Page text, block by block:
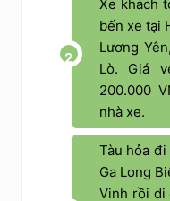
Xe khách
bến xe tại
Lương
Lò. Giá
200.000
nhà xe.
Tàu hỏa đi
Ga Long
Vinh rồi di